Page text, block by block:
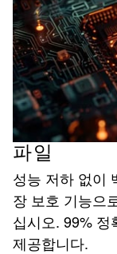
파일
성능 저하 없이
장 보호 기능으
십시오. 99% 정
제공합니다.